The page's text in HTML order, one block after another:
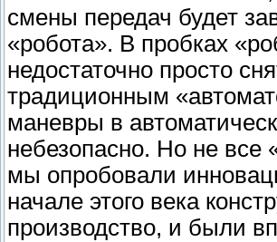
смены передач будет
«робота». В пробках
недостаточно просто
традиционным
маневры в
небезопасно. Но не все
мы опробовали
начале этого века
производство, и были